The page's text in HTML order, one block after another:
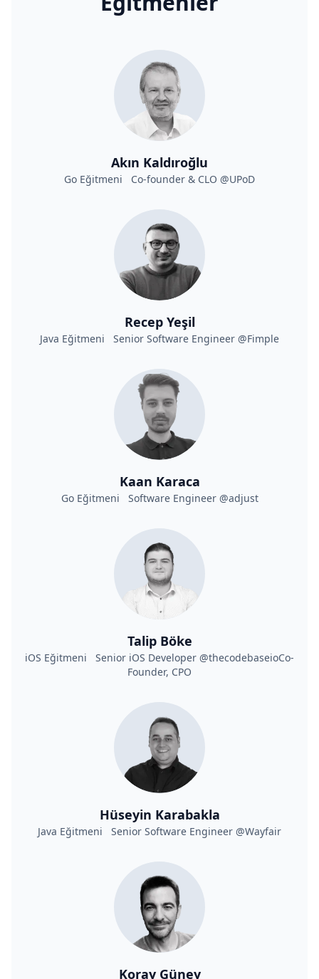
Akın Kaldıroğlu
Go Eğitmeni Co-founder & CLO @UPoD
Recep Yeşil
Java Eğitmeni Senior Software Engineer @Fimple
Kaan Karaca
Go Eğitmeni Software Engineer @adjust
Talip Böke
iOS Eğitmeni Senior iOS Developer @thecodebaseioCo-
Founder, CPO
Hüseyin Karabakla
Java Eğitmeni Senior Software Engineer @Wayfair
Koray Güney